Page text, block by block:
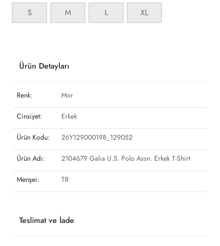
S M L XL
Ürün Detayları
Renk: Mor
Cinsiyet: Erkek
Ürün Kodu: 26Y129000198_129052
Ürün Adı: 2104679 Galıa U.S. Polo Assn. Erkek T-Shirt
Menşei: TR
Teslimat ve İade